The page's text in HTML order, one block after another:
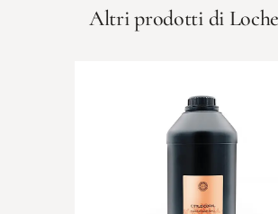
Altri prodotti di